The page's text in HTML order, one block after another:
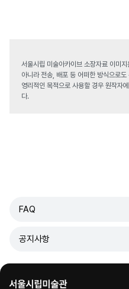
서울시립 미술아카이브 소장자료 이미
아니라 전송, 배포 등 어떠한 방식으로도
영리적인 목적으로 사용할 경우 원작자
다.
FAQ
공지사항